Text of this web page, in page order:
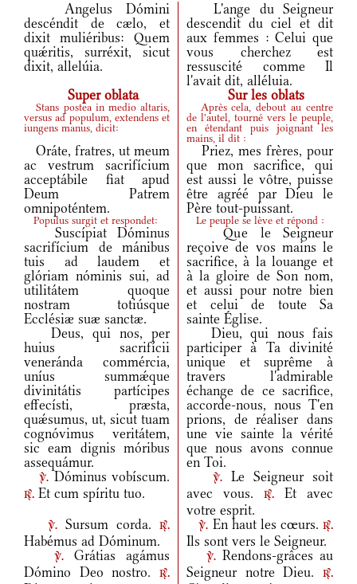
Angelus Dómini
descéndit de cælo, et
dixit muliéribus: Quem
quǽritis, surréxit, sicut
dixit, allelúia.
L'ange du Seigneur
descendit du ciel et dit
aux femmes : Celui que
vous cherchez est
ressuscité comme Il
l'avait dit, alléluia.
Super oblata
Sur les oblats
Stans postea in medio altaris,
versus ad populum, extendens et
iungens manus, dicit:
Après cela, debout au centre
de l'autel, tourné vers le peuple,
en étendant puis joignant les
mains, il dit :
Oráte, fratres, ut meum
ac vestrum sacrifícium
acceptábile fiat apud
Deum Patrem
omnipoténtem.
Priez, mes frères, pour
que mon sacrifice, qui
est aussi le vôtre, puisse
être agréé par Dieu le
Père tout-puissant.
Populus surgit et respondet: Le peuple se lève et répond :
Suscípiat Dóminus
sacrifícium de mánibus
tuis ad laudem et
glóriam nóminis sui, ad
utilitátem quoque
nostram totiúsque
Ecclésiæ suæ sanctæ.
Que le Seigneur
reçoive de vos mains le
sacrifice, à la louange et
à la gloire de Son nom,
et aussi pour notre bien
et celui de toute Sa
sainte Église.
Deus, qui nos, per
huius sacrifícii
veneránda commércia,
uníus summǽque
divinitátis partícipes
effecísti, præsta,
quǽsumus, ut, sicut tuam
cognóvimus veritátem,
sic eam dignis móribus
assequámur.
Dieu, qui nous fais
participer à Ta divinité
unique et suprême à
travers l'admirable
échange de ce sacrifice,
accorde-nous, nous T'en
prions, de réaliser dans
une vie sainte la vérité
que nous avons connue
en Toi.
v. Dóminus vobíscum.
r. Et cum spíritu tuo.
v.
Le Seigneur soit
avec vous.
r.
Et avec
votre esprit.
v. Sursum corda. r.
Habémus ad Dóminum.
v. En haut les cœurs. r.
Ils sont vers le Seigneur.
v.
Grátias agámus
Dómino Deo nostro.
r.
v.Rendons-grâces au
Seigneur notre Dieu.
r.